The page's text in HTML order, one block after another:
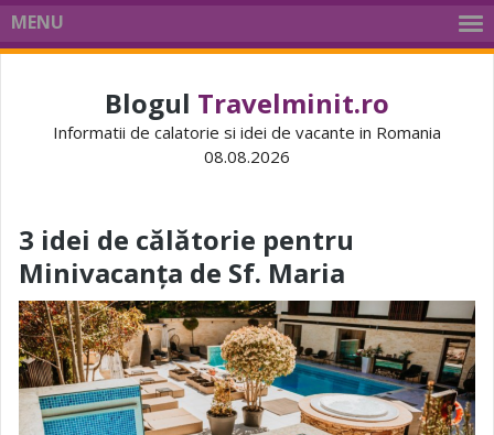
MENU
Blogul Travelminit.ro
Informatii de calatorie si idei de vacante in Romania
08.08.2026
3 idei de călătorie pentru
Minivacanța de Sf. Maria